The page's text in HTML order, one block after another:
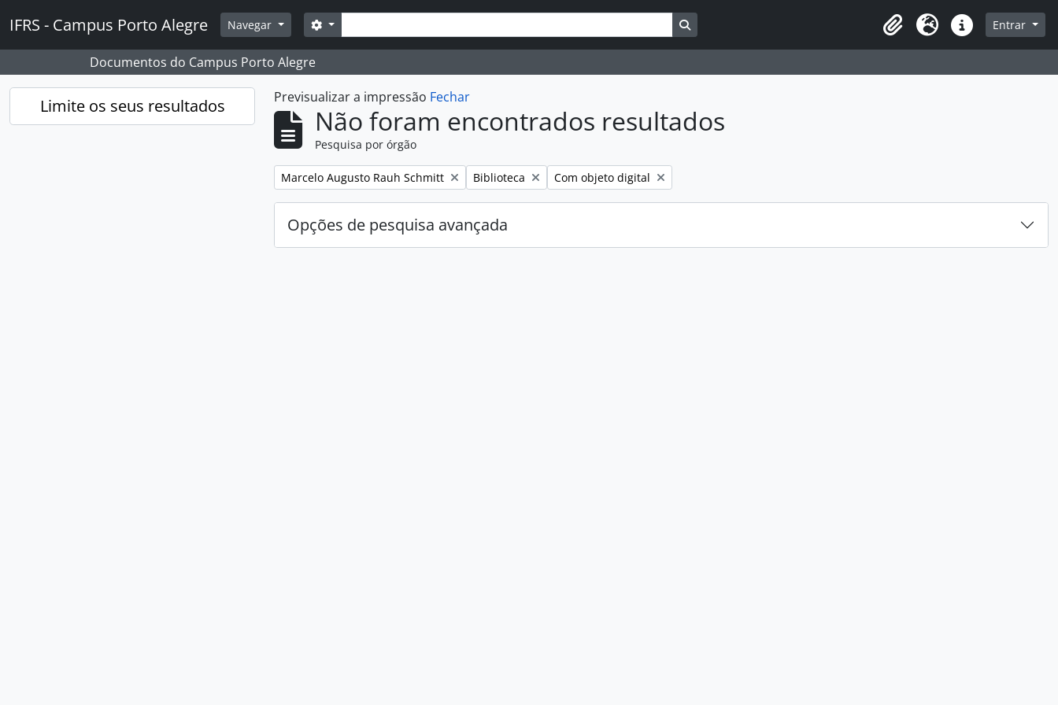
IFRS - Campus Porto Alegre Navegar Pesquisar
Opções de busca Busque na página de navegação
Idioma Ligações rápidas
Entrar
Documentos do Campus Porto Alegre
Limite os seus resultados Previsualizar a impressão Fechar
Não foram encontrados resultados
Pesquisa por órgão
Remover filtro:
Marcelo Augusto Rauh Schmitt Remover filtro:
Biblioteca Remover filtro:
Com objeto digital
Opções de pesquisa avançada